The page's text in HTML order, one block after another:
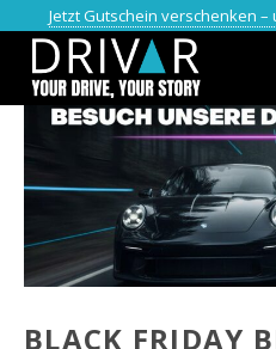
Jetzt Gutschein verschenken
BLACK FRIDAY